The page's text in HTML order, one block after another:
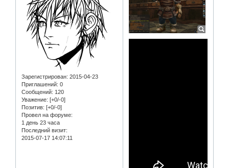
Зарегистрирован: 2015-04-23
Приглашений: 0
Сообщений: 120
Уважение: [+0/-0]
Позитив: [+0/-0]
Провел на форуме:
1 день 23 часа
Последний визит:
2015-07-17 14:07:11